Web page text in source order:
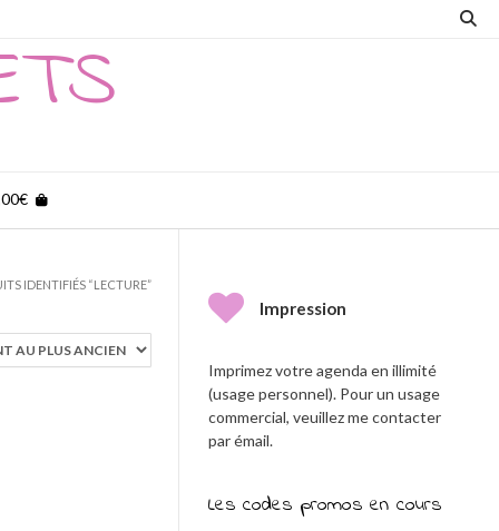
IDENTIFIÉS “LECTURE”
Impression
Imprimez votre agenda en illimité
(usage personnel). Pour un usage
commercial, veuillez me contacter
par émail.
Les codes promos en cours